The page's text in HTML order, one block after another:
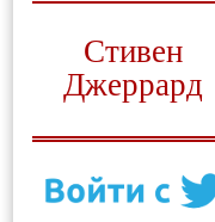
Стивен
Джеррард